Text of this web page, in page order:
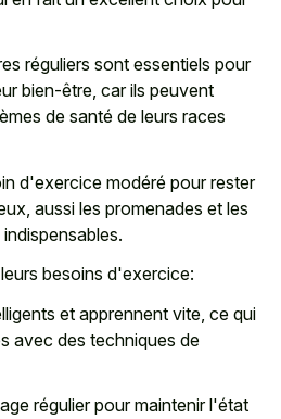
réguliers sont essentiels pour
bien-être, car ils peuvent
de santé de leurs races
d'exercice modéré pour rester
aussi les promenades et les
besoins d'exercice:
et apprennent vite, ce qui
avec des techniques de
régulier pour maintenir l'état